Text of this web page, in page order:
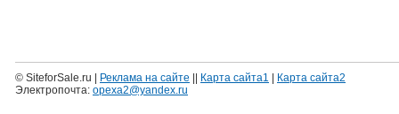
© SiteforSale.ru | Реклама на сайте Карта сайта1
Карта сайта2
Электропочта: opexa2@yandex.ru